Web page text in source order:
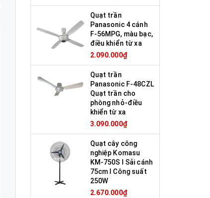
Quạt trần
Panasonic 4 cánh
F-56MPG, màu bạc,
điều khiển từ xa
2.090.000₫
Quạt trần
Panasonic F-48CZL
Quạt trần cho
phòng nhỏ-điều
khiển từ xa
3.090.000₫
Quạt cây công
nghiệp Komasu
KM-750S I Sải cánh
75cm I Công suất
250W
2.670.000₫